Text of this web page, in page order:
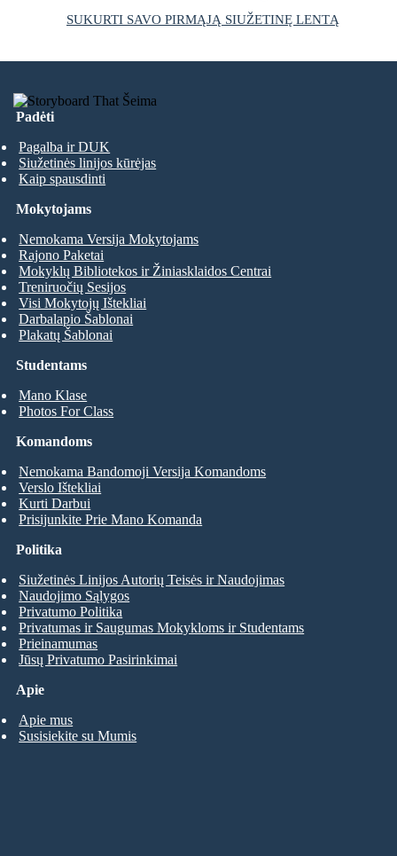
SUKURTI SAVO PIRMĄJĄ SIUŽETINĘ LENTĄ
Padėti
Pagalba ir DUK
Siužetinės linijos kūrėjas
Kaip spausdinti
Studentams
Mano Klase
Photos For Class
Mokytojams
Nemokama Versija Mokytojams
Rajono Paketai
Mokyklų Bibliotekos ir Žiniasklaidos Centrai
Treniruočių Sesijos
Visi Mokytojų Ištekliai
Darbalapio Šablonai
Plakatų Šablonai
Komandoms
Nemokama Bandomoji Versija Komandoms
Verslo Ištekliai
Kurti Darbui
Prisijunkite Prie Mano Komanda
Apie
Apie mus
Susisiekite su Mumis
Politika
Siužetinės Linijos Autorių Teisės ir Naudojimas
Naudojimo Sąlygos
Privatumo Politika
Privatumas ir Saugumas Mokykloms ir Studentams
Prieinamumas
Jūsų Privatumo Pasirinkimai